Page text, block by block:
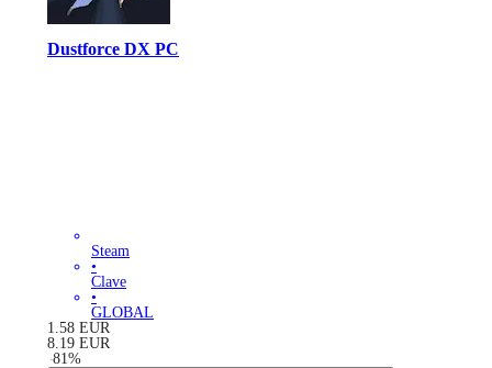
Dustforce DX PC
Steam
•
Clave
•
GLOBAL
1.58 EUR
8.19 EUR
-81 %